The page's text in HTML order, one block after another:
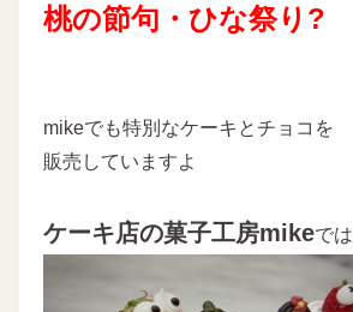
桃の節句・ひな祭り?
mikeでも特別なケーキとチョコを
販売していますよ
ケーキ店の菓子工房mikeでは